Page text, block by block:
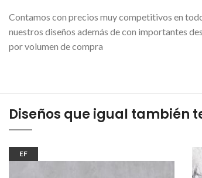
Contamos con precios muy competitivos en
nuestros diseños además de con importantes
por volumen de compra
Diseños que igual también
EF